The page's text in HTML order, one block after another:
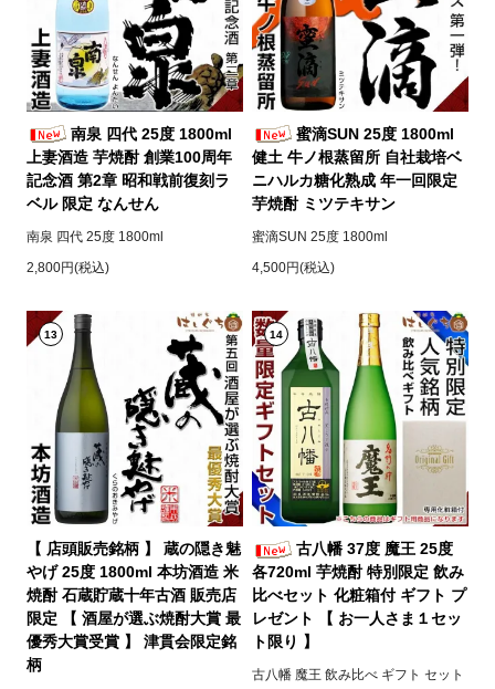
南泉 四代 25度 1800ml
上妻酒造 芋焼酎 創業100周年
記念酒 第2章 昭和戦前復刻ラ
ベル 限定 なんせん
南泉 四代 25度 1800ml
2,800円(税込)
蜜滴SUN 25度 1800ml
健土 牛ノ根蒸留所 自社栽培ベ
ニハルカ糖化熟成 年一回限定
芋焼酎 ミツテキサン
蜜滴SUN 25度 1800ml
4,500円(税込)
13
【 店頭販売銘柄 】 蔵の隠き魅
やげ 25度 1800ml 本坊酒造 米
焼酎 石蔵貯蔵十年古酒 販売店
限定 【 酒屋が選ぶ焼酎大賞 最
優秀大賞受賞 】 津貫会限定銘
柄
14
古八幡 37度 魔王 25度
各720ml 芋焼酎 特別限定 飲み
比べセット 化粧箱付 ギフト プ
レゼント 【 お一人さま１セッ
ト限り 】
古八幡 魔王 飲み比べ ギフト セット